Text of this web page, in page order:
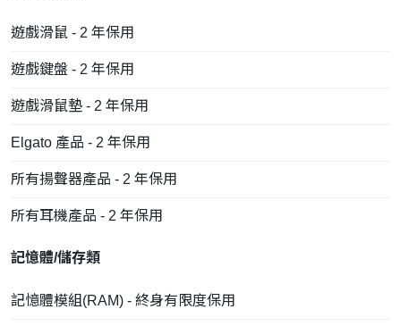
遊戲滑鼠 - 2 年保用
遊戲鍵盤 - 2 年保用
遊戲滑鼠墊 - 2 年保用
Elgato 產品 - 2 年保用
所有揚聲器產品 - 2 年保用
所有耳機產品 - 2 年保用
記憶體/儲存類
記憶體模組(RAM) - 終身有限度保用